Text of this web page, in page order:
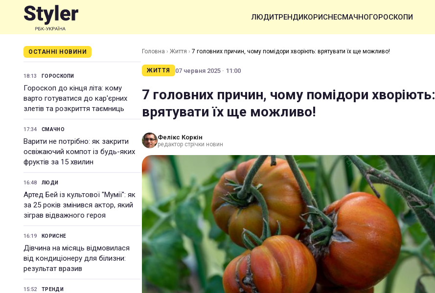
ЛЮДИТРЕНДИКОРИСНЕСМАЧНОГОРОСКОПИ
ОСТАННІ НОВИНИ
18:13 ГОРОСКОПИ
Гороскоп до кінця літа: кому
варто готуватися до кар'єрних
злетів та розкриття таємниць
17:34 СМАЧНО
Варити не потрібно: як закрити
освіжаючий компот із будь-яких
фруктів за 15 хвилин
16:48 ЛЮДИ
Артед Бей із культової "Мумії": як
за 25 років змінився актор, який
зіграв відважного героя
16:19 КОРИСНЕ
Дівчина на місяць відмовилася
від кондиціонеру для білизни:
результат вразив
15:52 ТРЕНДИ
Головна › Життя › 7 головних причин, чому помідори хворіють: врятувати їх ще можливо!
ЖИТТЯ 07 червня 2025 · 11:00
7 головних причин, чому помідори хворіють:
врятувати їх ще можливо!
Фелікс Коркін
редактор стрічки новин